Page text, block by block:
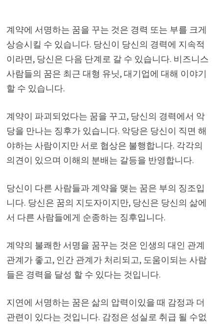
계약에 서명하는 꿈을 꾸는 것은 경력 또는 부를 크게
상승시킬 수 있습니다. 당신이 당신의 경력에 ​​지속적
이라면, 당신은 다음 단계로 갈 수 있습니다. 비즈니스
사람들의 꿈은 최근 대형 유닛, 대기업에 대해 이야기
할 수 있습니다.
계약이 파괴되었다는 꿈을 꾸고, 당신의 경력에서 악
당을 만나는 징후가 있습니다. 악당은 당신이 직면 해
야하는 사람이지만 서로 협상은 불행합니다. 각각의
의견이 있으며 이해의 분배는 갈등을 반영합니다.
당신이 다른 사람들과 계약을 맺는 꿈은 부의 징조입
니다. 당신은 꿈의 지도자이지만, 당신은 당신의 삶에
서 다른 사람들에게 순종하는 징후입니다.
계약의 불쾌한 서명을 꿈꾸는 것은 인생의 대인 관계
관계가 좋고, 인간 관계가 처리되고, 도움이되는 사람
들은 경력을 달성 할 수 있다는 것입니다.
지연에 서명하는 꿈은 삶의 압력이있을 때 감정과 더
관련이 있다는 것입니다. 감정은 성실로 취급 될 수없